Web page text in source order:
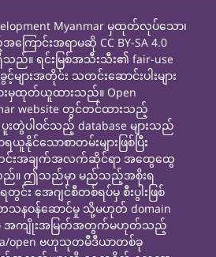
Myanmar မှထုတ်လုပ်သော၊
ာင်းအရာမဆို CC BY-SA 4.0
။ ရင်းမြစ်အသီးသီး၏ fair-use
င့်များအတိုင်း သတင်းဆောင်းပါးများ
ားမှထုတ်ယူထားသည်။ Open
website တွင်တင်ထားသည့်
ပူးတွဲပါဝင်သည့် database များသည်
နိုင်သောစာတမ်းများဖြစ်ပြီး
င်းအချက်အလက်ဆိုင်ရာ အထွေထွေ
ည်။ ဤသည်မှာ မည်သည့်အစိုးရ
း အေဂျင်စီတစ်ရပ်မှ စီးပွါးဖြစ်
နဝန်ဆောင်မှု သို့မဟုတ် domain
အကျိုးအမြတ်အတွက်မဟုတ်သည့်
open ဗဟုသုတမီဒီယာတစ်ခု